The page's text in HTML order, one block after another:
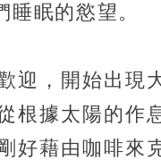
眠的慾望。
迎，開始出現
根據太陽的作
好藉由咖啡來